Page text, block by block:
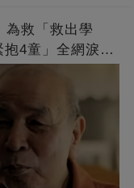
為救「救出學
4童」全網淚